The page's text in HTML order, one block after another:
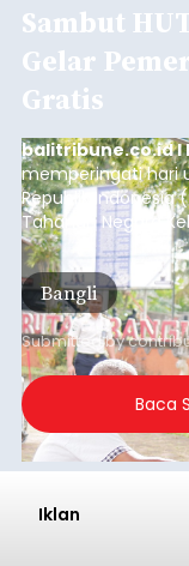
Sambut
Gelar
Gratis
balitribune.co.id I
memperingati hari
Republik Indonesia
Tahanan Negara
kegiatan
(6/8/2026).
Bangli
Submitted by
Baca
Iklan